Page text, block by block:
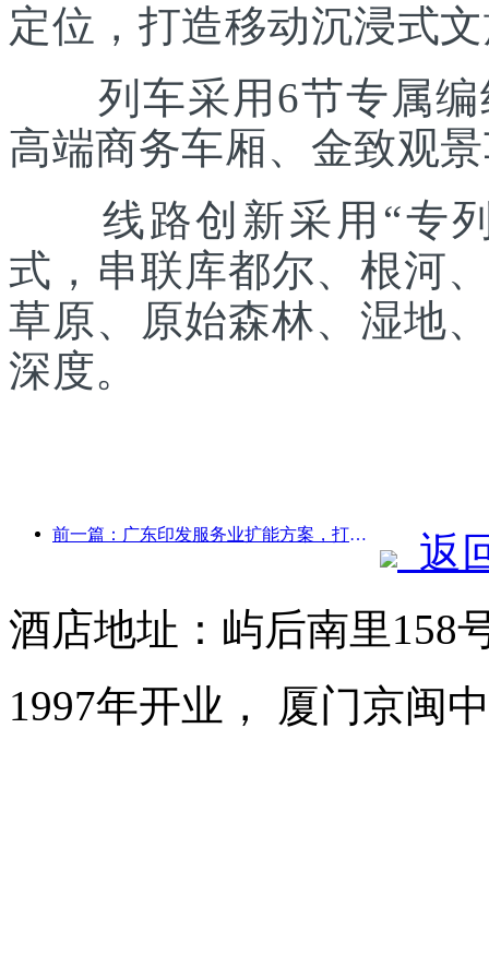
定位，打造移动沉浸式
列车采用6节专属编
高端商务车厢、金致观
线路创新采用“专列
式，串联库都尔、根河
草原、原始森林、湿地
深度。
前一篇：广东印发服务业扩能方案，打造大湾区世界级旅游目的地
返
酒店地址：屿后南里158
1997年开业， 厦门京